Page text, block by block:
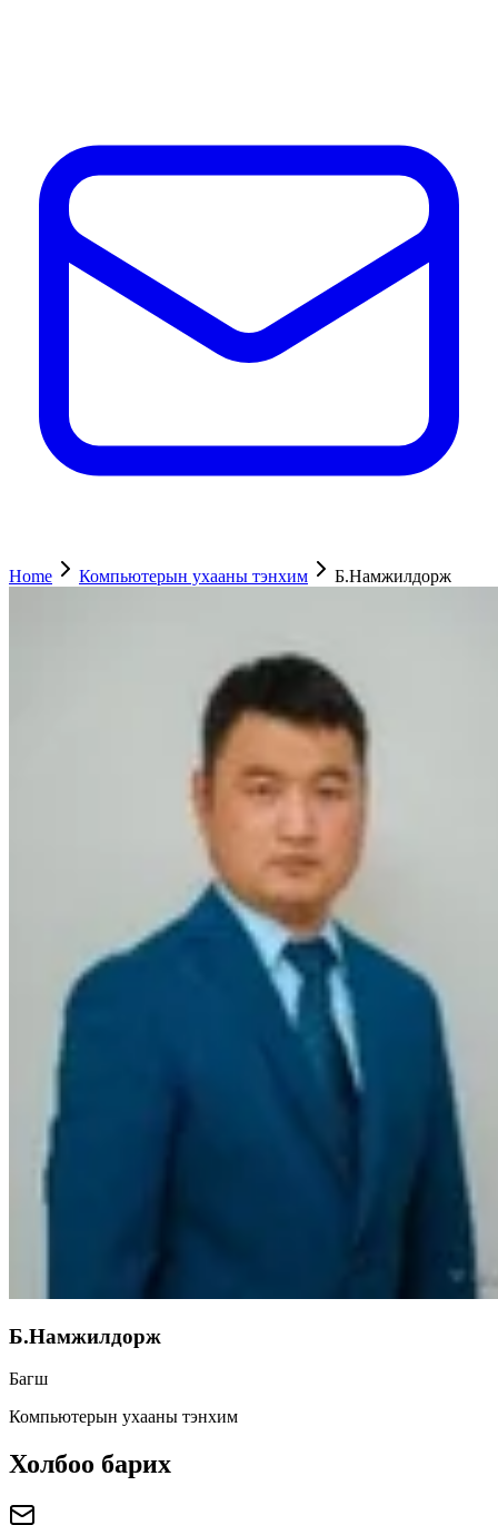
Home Компьютерын ухааны тэнхим Б.Намжилдорж
Б.Намжилдорж
Багш
Компьютерын ухааны тэнхим
Холбоо барих